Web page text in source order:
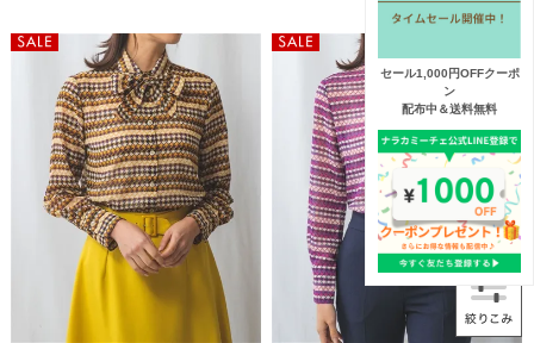
セール1,000円OFFクーポ
ン
配布中＆送料無料